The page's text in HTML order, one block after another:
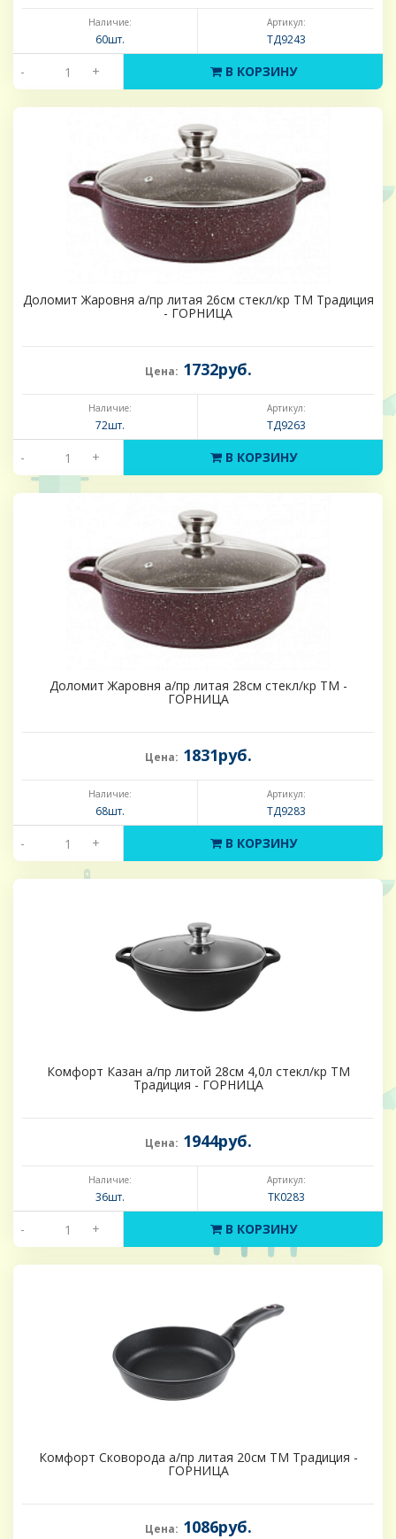
Наличие:
60шт.
Артикул:
ТД9243
- + В КОРЗИНУ
Доломит Жаровня а/пр литая 26см стекл/кр ТМ Традиция
- ГОРНИЦА
Цена: 1732руб.
Наличие:
72шт.
Артикул:
ТД9263
- + В КОРЗИНУ
Доломит Жаровня а/пр литая 28см стекл/кр ТМ -
ГОРНИЦА
Цена: 1831руб.
Наличие:
68шт.
Артикул:
ТД9283
- + В КОРЗИНУ
Комфорт Казан а/пр литой 28см 4,0л стекл/кр ТМ
Традиция - ГОРНИЦА
Цена: 1944руб.
Наличие:
36шт.
Артикул:
ТК0283
- + В КОРЗИНУ
Комфорт Сковорода а/пр литая 20см ТМ Традиция -
ГОРНИЦА
Цена: 1086руб.